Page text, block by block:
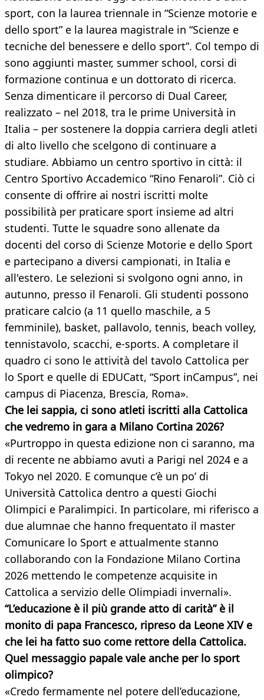
sport, con la laurea triennale in “Scienze motorie e
dello sport” e la laurea magistrale in “Scienze e
tecniche del benessere e dello sport”. Col tempo di
sono aggiunti master, summer school, corsi di
formazione continua e un dottorato di ricerca.
Senza dimenticare il percorso di Dual Career,
realizzato – nel 2018, tra le prime Università in
Italia – per sostenere la doppia carriera degli atleti
di alto livello che scelgono di continuare a
studiare. Abbiamo un centro sportivo in città: il
Centro Sportivo Accademico “Rino Fenaroli”. Ciò ci
consente di offrire ai nostri iscritti molte
possibilità per praticare sport insieme ad altri
studenti. Tutte le squadre sono allenate da
docenti del corso di Scienze Motorie e dello Sport
e partecipano a diversi campionati, in Italia e
all'estero. Le selezioni si svolgono ogni anno, in
autunno, presso il Fenaroli. Gli studenti possono
praticare calcio (a 11 quello maschile, a 5
femminile), basket, pallavolo, tennis, beach volley,
tennistavolo, scacchi, e-sports. A completare il
quadro ci sono le attività del tavolo Cattolica per
lo Sport e quelle di EDUCatt, “Sport inCampus”, nei
campus di Piacenza, Brescia, Roma».
Che lei sappia, ci sono atleti iscritti alla Cattolica
che vedremo in gara a Milano Cortina 2026?
«Purtroppo in questa edizione non ci saranno, ma
di recente ne abbiamo avuti a Parigi nel 2024 e a
Tokyo nel 2020. E comunque c’è un po’ di
Università Cattolica dentro a questi Giochi
Olimpici e Paralimpici. In particolare, mi riferisco a
due alumnae che hanno frequentato il master
Comunicare lo Sport e attualmente stanno
collaborando con la Fondazione Milano Cortina
2026 mettendo le competenze acquisite in
Cattolica a servizio delle Olimpiadi invernali».
“L’educazione è il più grande atto di carità” è il
monito di papa Francesco, ripreso da Leone XIV e
che lei ha fatto suo come rettore della Cattolica.
Quel messaggio papale vale anche per lo sport
olimpico?
«Credo fermamente nel potere dell’educazione,